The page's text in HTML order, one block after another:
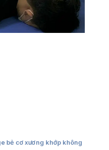
bẻ cơ xương khớp không